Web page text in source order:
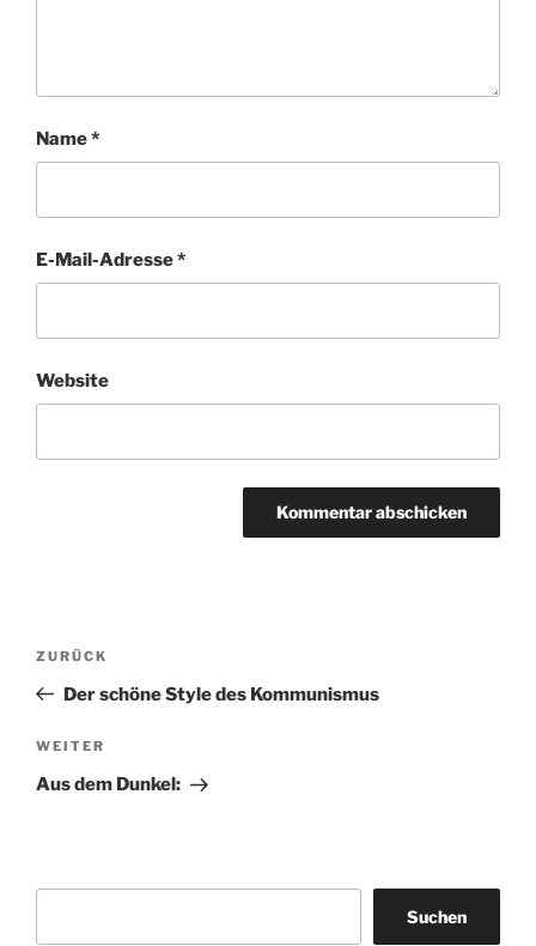
Name*
E-Mail-Adresse*
Website
Beitragsnavigation
Vorheriger
Beitrag
ZURÜCK
Der schöne Style des Kommunismus
Nächster
Beitrag
WEITER
Aus dem Dunkel:
Suchen